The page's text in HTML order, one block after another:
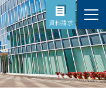
資料請求